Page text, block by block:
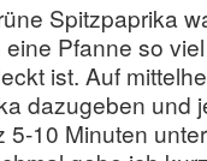
Spitzpaprika
Pfanne so
ist. Auf
dazugeben und
10 Minuten